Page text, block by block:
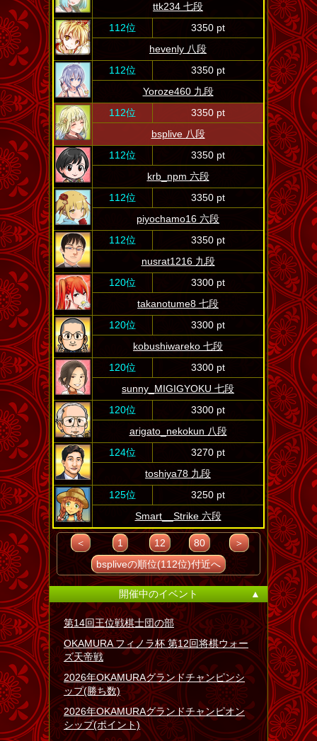
ttk234 七段
112位
3350 pt
hevenly 八段
112位
3350 pt
Yoroze460 九段
112位
3350 pt
bsplive 八段
112位
3350 pt
krb_npm 六段
112位
3350 pt
piyochamo16 六段
112位
3350 pt
nusrat1216 九段
120位
3300 pt
takanotume8 七段
120位
3300 pt
kobushiwareko 七段
120位
3300 pt
sunny_MIGIGYOKU 七段
120位
3300 pt
arigato_nekokun 八段
124位
3270 pt
toshiya78 九段
125位
3250 pt
Smart__Strike 六段
＜ 1 12 80
＞
bspliveの順位(112位)付近へ
開催中のイベント ▲
第14回王位戦棋士団の部
OKAMURA フィノラ杯 第12回将棋ウォー
ズ天帝戦
2026年OKAMURAグランドチャンピンシ
ップ(勝ち数)
2026年OKAMURAグランドチャンピオン
シップ(ポイント)